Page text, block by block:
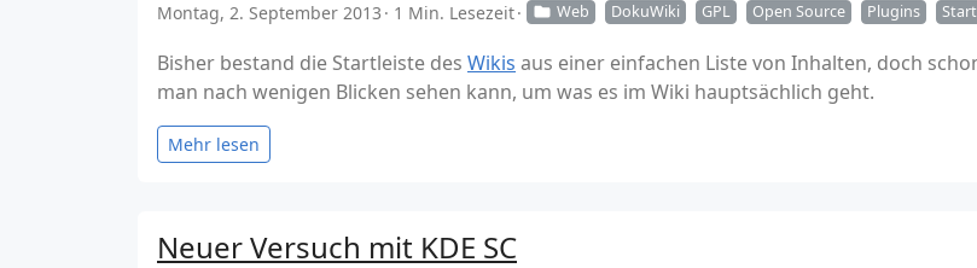
Montag, 2. September 2013 1 Min. Lesezeit Web DokuWiki GPL Open Source Plugins
Bisher bestand die Startleiste des Wikis aus einer einfachen Liste von Inhalten, doch
man nach wenigen Blicken sehen kann, um was es im Wiki hauptsächlich geht.
Mehr lesen
Neuer Versuch mit KDE SC